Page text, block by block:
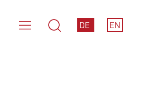
DE EN